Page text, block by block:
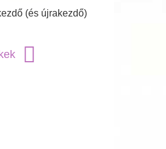
(és újrakezdő)